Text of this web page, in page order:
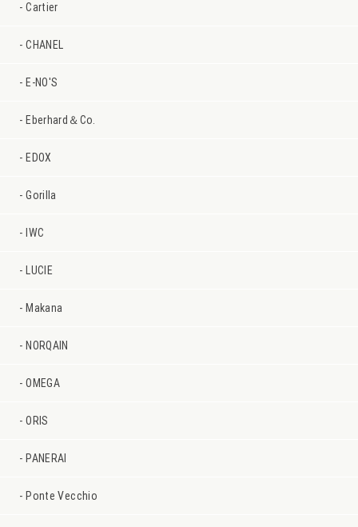
Cartier
CHANEL
E-NO'S
Eberhard＆Co.
EDOX
Gorilla
IWC
LUCIE
Makana
NORQAIN
OMEGA
ORIS
PANERAI
Ponte Vecchio